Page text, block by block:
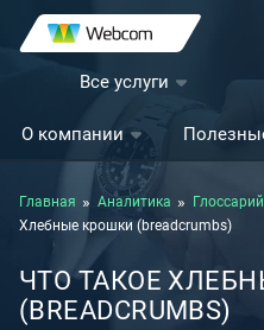
Все услуги
О компании
Главная Аналитика
Хлебные крошки (breadcrumbs)
ЧТО ТАКОЕ
(BREADCRUMBS)